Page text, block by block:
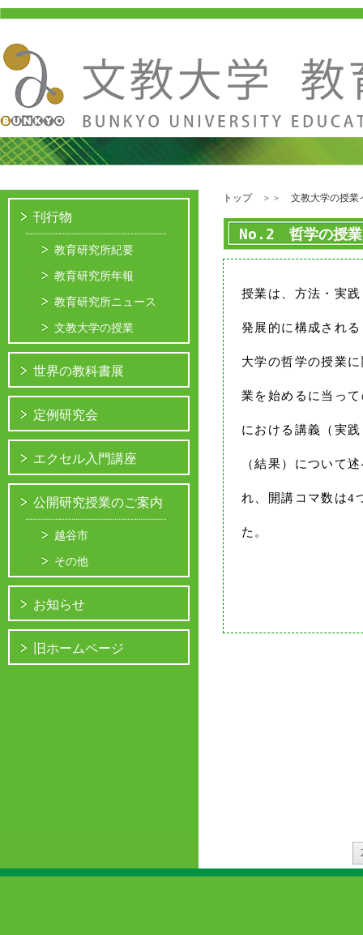
刊行物
教育研究所紀要
教育研究所年報
教育研究所ニュース
文教大学の授業
世界の教科書展
定例研究会
エクセル入門講座
公開研究授業のご案内
越谷市
その他
お知らせ
旧ホームページ
トップ＞＞ 文教大学の授業
No.2 哲学の授業
授業は、方法・実
発展的に構成され
大学の哲学の授業
業を始めるに当っ
における講義（実
（結果）について
れ、開講コマ数は4
た。